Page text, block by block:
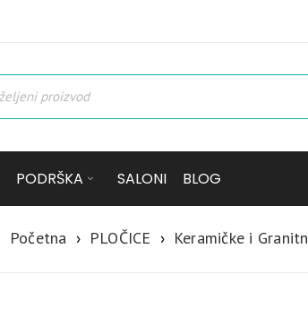
PODRŠKA SALONI BLOG
Početna › PLOČICE › Keramičke i